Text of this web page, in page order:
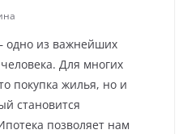
одно из важнейших
Для многих
покупка жилья, но и
становится
позволяет нам